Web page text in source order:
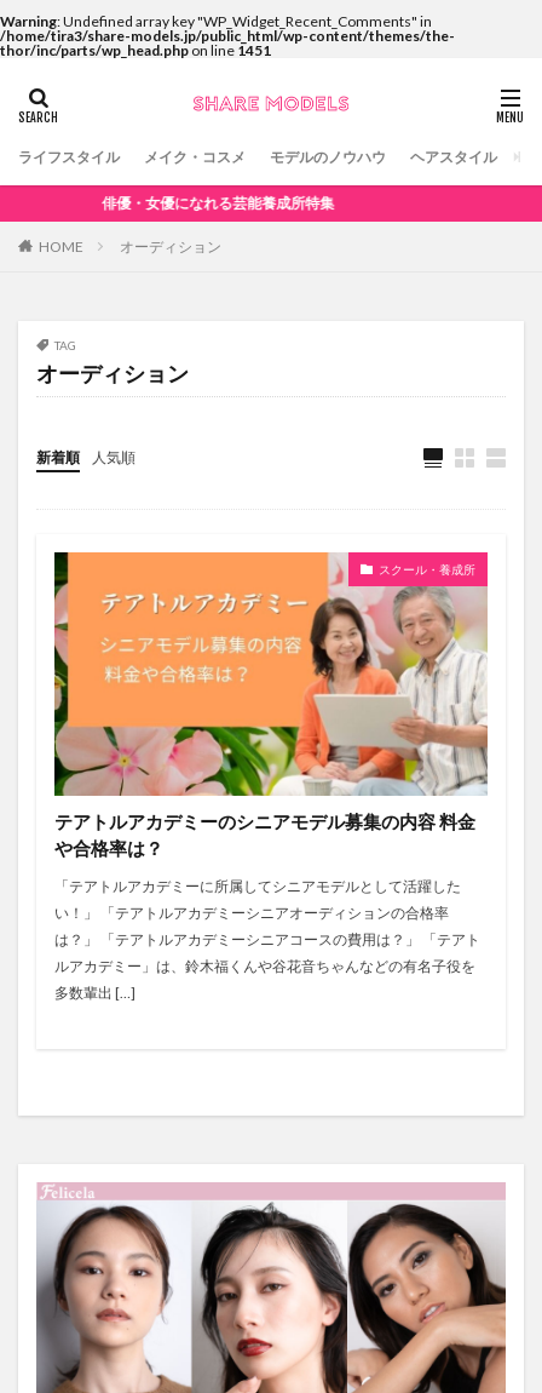
Warning: Undefined array key "WP_Widget_Recent_Comments" in
/home/tira3/share-models.jp/public_html/wp-content/themes/the-
thor/inc/parts/wp_head.php on line 1451
ライフスタイル メイク・コスメ モデルのノウハウ ヘアスタイル
俳優・女優になれる芸能養成所特集
HOME オーディション
TAG
オーディション
新着順 人気順
スクール・養成所
テアトルアカデミーのシニアモデル募集の内容 料金
や合格率は？
「テアトルアカデミーに所属してシニアモデルとして活躍した
い！」 「テアトルアカデミーシニアオーディションの合格率
は？」 「テアトルアカデミーシニアコースの費用は？」 「テアト
ルアカデミー」は、鈴木福くんや谷花音ちゃんなどの有名子役を
多数輩出 […]